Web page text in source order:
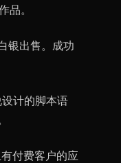
品。
银出售。成功
设计的脚本语
付费客户的应